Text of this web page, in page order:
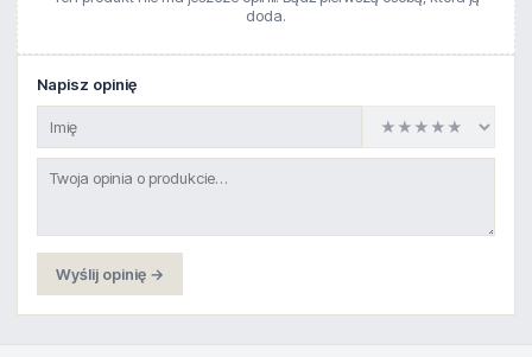
doda.
Napisz opinię
Wyślij opinię →